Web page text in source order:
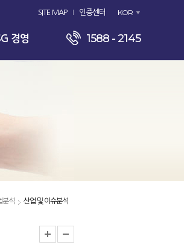
SITE MAP 인증센터 KOR
경영 1588 - 2145
분석 산업 및 이슈분석